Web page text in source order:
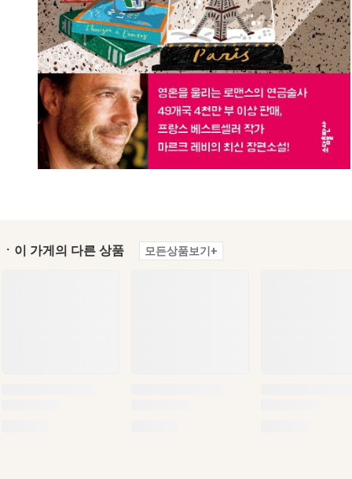
ㆍ이 가게의 다른 상품 모든상품보기+